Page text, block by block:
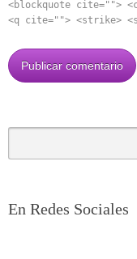
<blockquote cite="">
<q cite=""> <strike>
En Redes Sociales